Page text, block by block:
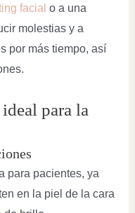
facial o a una
molestias y a
por más tiempo, así
para la
para pacientes, ya
en la piel de la cara